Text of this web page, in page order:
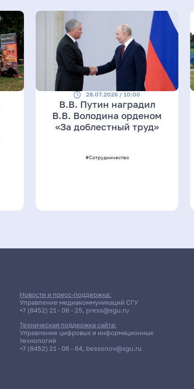
28.07.2026 / 10:00
В.В. Путин наградил
В.В. Володина орденом
«За доблестный труд»
#Сотрудничество
Новости и пресс-поддержка:
Управление медиакоммуникаций СГУ
+7 (8452) 21 - 06 - 25, press@sgu.ru
Техническая поддержка сайта:
Управление цифровых и информационных
технологий
+7 (8452) 21 - 06 - 64, bessonov@sgu.ru